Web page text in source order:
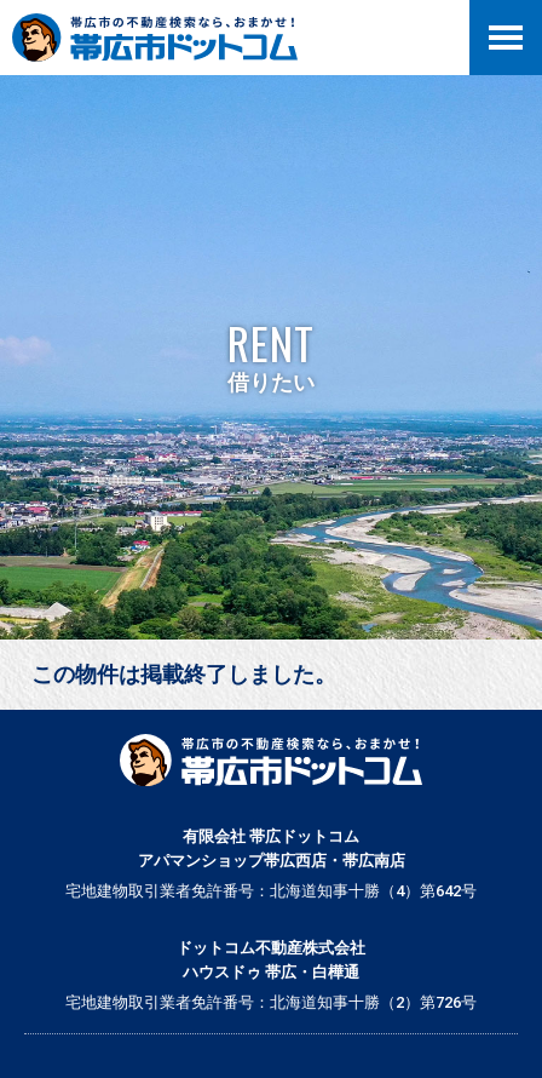
RENT
借りたい
この物件は掲載終了しました。
有限会社 帯広ドットコム
アパマンショップ帯広西店・帯広南店
宅地建物取引業者免許番号：北海道知事十勝（4）第642号
ドットコム不動産株式会社
ハウスドゥ 帯広・白樺通
宅地建物取引業者免許番号：北海道知事十勝（2）第726号